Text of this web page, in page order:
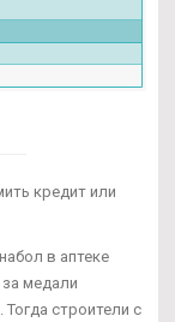
кредит или
в аптеке
медали
строители с